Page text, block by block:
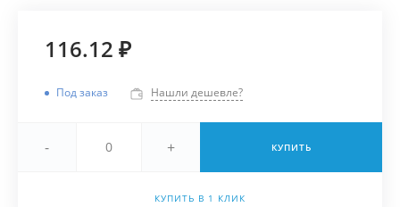
116.12 ₽
Под заказ Нашли дешевле?
- + КУПИТЬ
КУПИТЬ В 1 КЛИК